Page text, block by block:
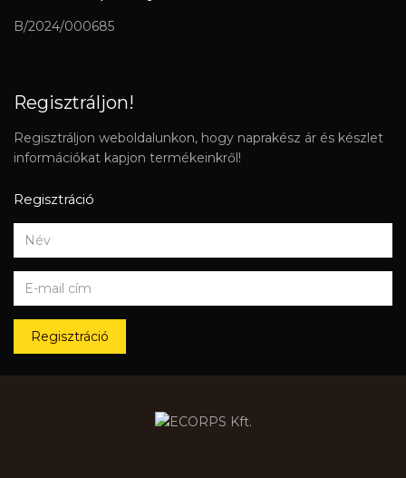
B/2024/000685
Regisztráljon!
Regisztráljon weboldalunkon, hogy naprakész ár és készlet
információkat kapjon termékeinkről!
Regisztráció
Regisztráció